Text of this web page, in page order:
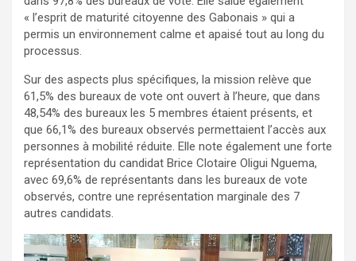
« l’esprit de maturité citoyenne des Gabonais » qui a
permis un environnement calme et apaisé tout au long du
processus.
Sur des aspects plus spécifiques, la mission relève que
61,5% des bureaux de vote ont ouvert à l’heure, que dans
48,54% des bureaux les 5 membres étaient présents, et
que 66,1% des bureaux observés permettaient l’accès aux
personnes à mobilité réduite. Elle note également une forte
représentation du candidat Brice Clotaire Oligui Nguema,
avec 69,6% de représentants dans les bureaux de vote
observés, contre une représentation marginale des 7
autres candidats.